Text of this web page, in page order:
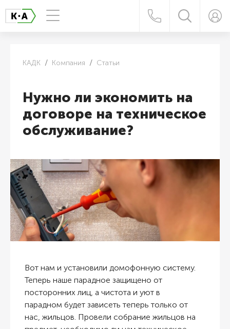
КАДК Компания Статьи
Нужно ли экономить на
договоре на техническое
обслуживание?
Вот нам и установили домофонную систему.
Теперь наше парадное защищено от
посторонних лиц, а чистота и уют в
парадном будет зависеть теперь только от
нас, жильцов. Провели собрание жильцов на